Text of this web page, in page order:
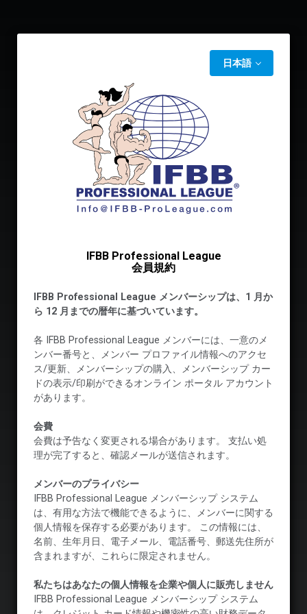
日本語
IFBB Professional League
会員規約
IFBB Professional League メンバーシップは、1 月か
ら 12 月までの暦年に基づいています。
各 IFBB Professional League メンバーには、一意のメ
ンバー番号と、メンバー プロファイル情報へのアクセ
ス/更新、メンバーシップの購入、メンバーシップ カー
ドの表示/印刷ができるオンライン ポータル アカウント
があります。
会費
会費は予告なく変更される場合があります。 支払い処
理が完了すると、確認メールが送信されます。
メンバーのプライバシー
IFBB Professional League メンバーシップ システム
は、有用な方法で機能できるように、メンバーに関する
個人情報を保存する必要があります。 この情報には、
名前、生年月日、電子メール、電話番号、郵送先住所が
含まれますが、これらに限定されません。
私たちはあなたの個人情報を企業や個人に販売しません
IFBB Professional League メンバーシップ システム